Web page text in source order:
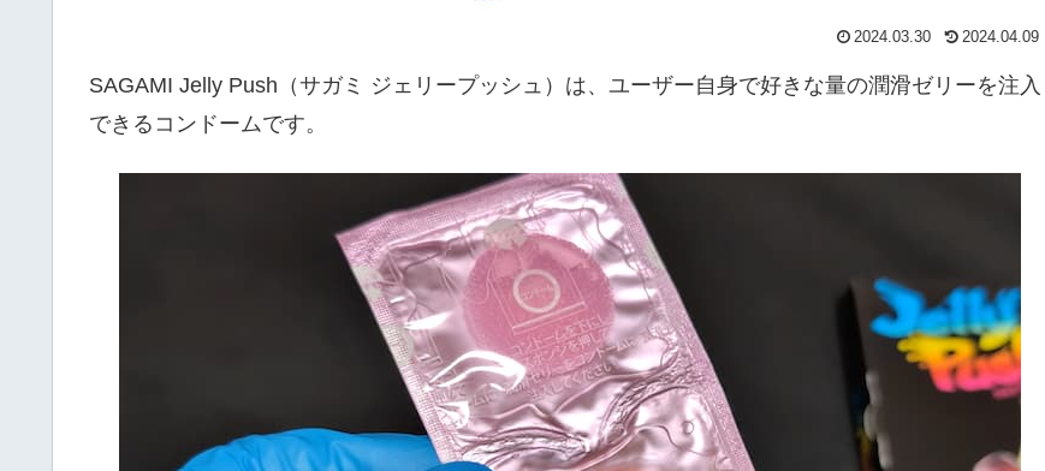
2024.03.30 2024.04.09
SAGAMI Jelly Push（サガミ ジェリープッシュ）は、ユーザー自身で好きな量の潤滑ゼリーを注入
できるコンドームです。